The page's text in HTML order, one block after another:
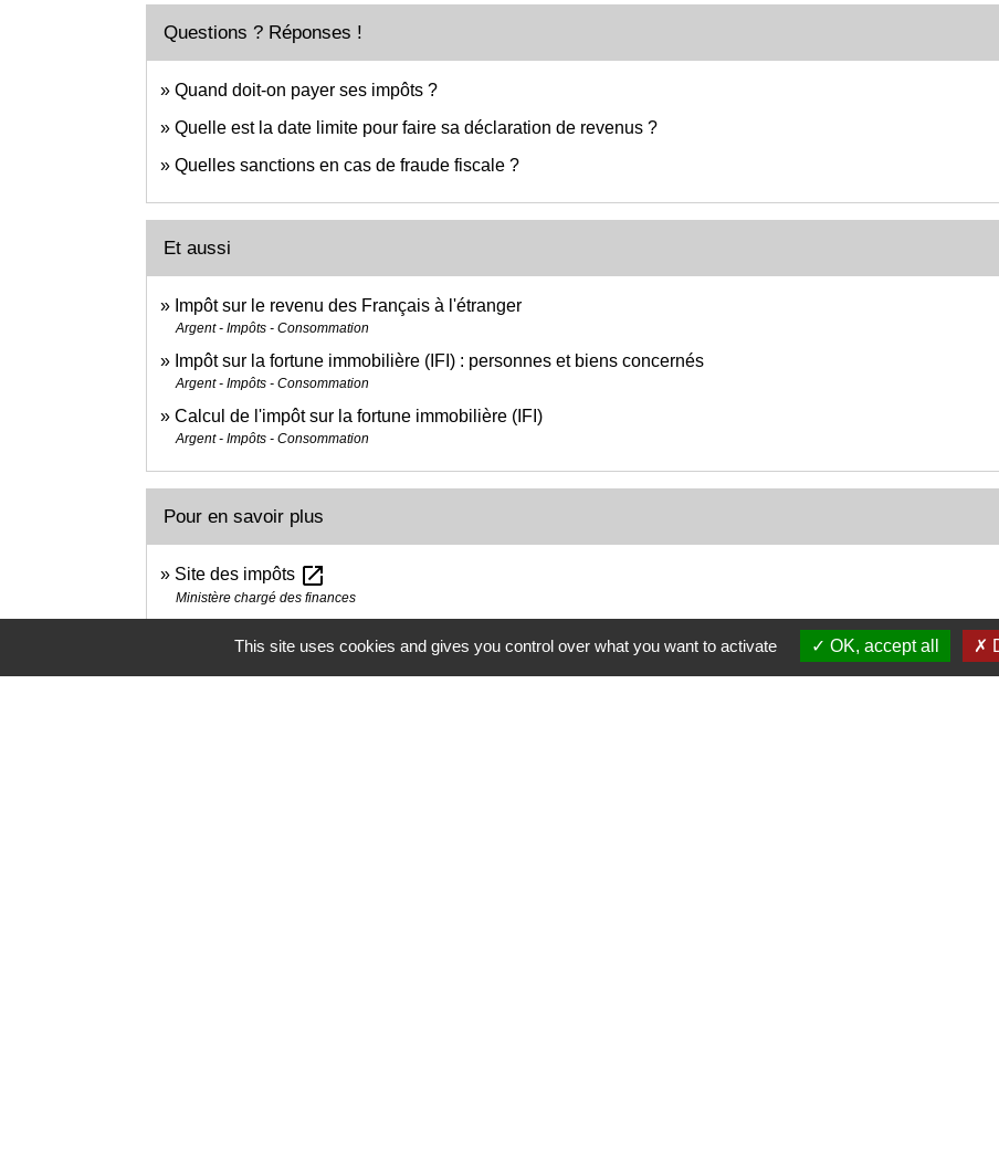
Questions ? Réponses !
Quand doit-on payer ses impôts ?
Quelle est la date limite pour faire sa déclaration de revenus ?
Quelles sanctions en cas de fraude fiscale ?
Et aussi
Impôt sur le revenu des Français à l'étranger
Argent - Impôts - Consommation
Impôt sur la fortune immobilière (IFI) : personnes et biens concernés
Argent - Impôts - Consommation
Calcul de l'impôt sur la fortune immobilière (IFI)
Argent - Impôts - Consommation
Pour en savoir plus
Site des impôts open_in_new
Ministère chargé des finances
This site uses cookies and gives you control over what you want to activate OK, accept all